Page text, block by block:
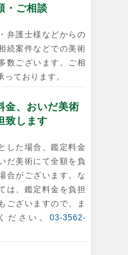
・ご相談
弁護士様などからの
続案件などでの美術
数ございます。ご相
っております。
金、おいだ美術
致します
した場合、鑑定料金
だ美術にて全額を負
合がございます。な
は、鑑定料金を負担
ございますので、ま
ださい。 03-3562-